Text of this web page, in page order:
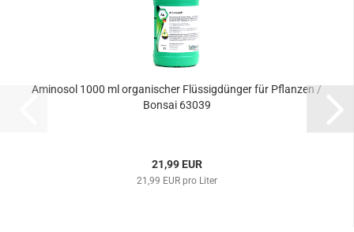
Aminosol 1000 ml organischer Flüssigdünger für Pflanzen /
Bonsai 63039
21,99 EUR
21,99 EUR pro Liter